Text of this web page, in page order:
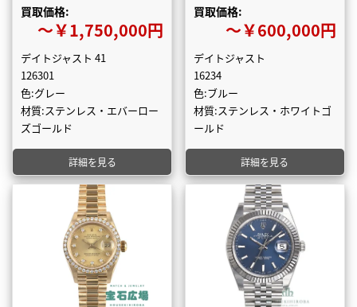
買取価格:
〜￥1,750,000円
デイトジャスト 41
126301
色:グレー
材質:ステンレス・エバーロー
ズゴールド
詳細を見る
買取価格:
〜￥600,000円
デイトジャスト
16234
色:ブルー
材質:ステンレス・ホワイトゴ
ールド
詳細を見る